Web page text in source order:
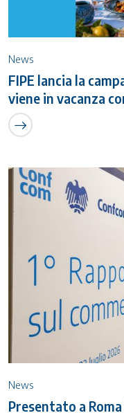
News
FIPE lancia la
viene in vacanza
News
Presentato a